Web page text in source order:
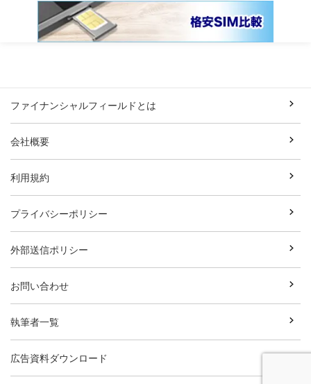
ファイナンシャルフィールドとは
会社概要
利用規約
プライバシーポリシー
外部送信ポリシー
お問い合わせ
執筆者一覧
広告資料ダウンロード